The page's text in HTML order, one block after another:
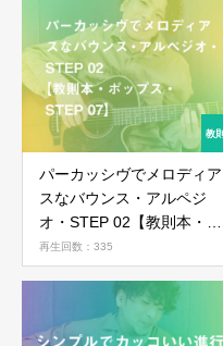
パーカッシヴでメロディア
スなバウンス・アルペジ
オ・STEP 02【教則本・ポ
ップス・STEP 07】
再生回数：335